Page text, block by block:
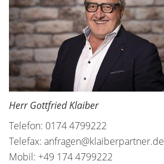
Herr Gottfried Klaiber
Telefon: 0174 4799222
Telefax: anfragen@klaiberpartner.de
Mobil: +49 174 4799222